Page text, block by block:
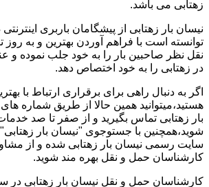
زهتابی می باشد.
نیسان بار زهتابی از پیشگامان باربری
توانسته است با فراهم آوردن بهترین و به
نقل نظر صاحبین بار را به خود جلب نموده و
در زهتابی را به خود اختصاص دهد.
اگر به دنبال راهی برای برقراری ارتباط با
هستید،میتوانید همین حالا از طریق شماره
بار زهتابی تماس بگیرید و از صفر تا صد
شوید،همچنین با جستوجوی "نیسان بار زهتابی"
سایت رسمی نیسان بار زهتابی شده و از
کارشناسان حمل و نقل بهره مند شوید.
کارشناسان حمل و نقل نیسان بار زهتابی در